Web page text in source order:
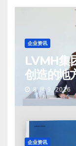
企业资讯
LVMH集
创造的地
需求
8 月 9, 2026
企业资讯